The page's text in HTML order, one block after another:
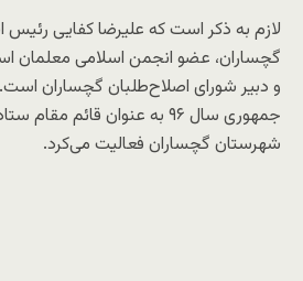
لازم به ذکر است که علیرضا کفایی
گچساران، عضو انجمن اسلامی معلمان
و دبیر شورای اصلاح‌طلبان گچساران
جمهوری سال ۹۶ به عنوان قائم
شهرستان گچساران فعالیت می‌کرد.